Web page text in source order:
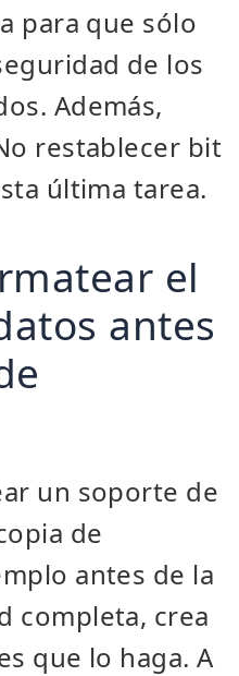
para que sólo
de los
Además,
restablecer bit
última tarea.
el
antes
un soporte de
de
antes de la
completa, crea
que lo haga. A